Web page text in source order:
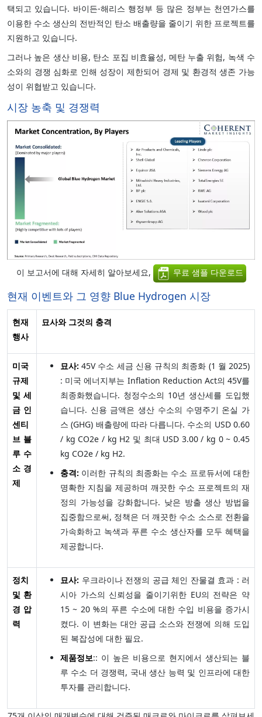
택되고 있습니다. 바이든-해리스 행정부 등 많은 정부는 천연가스를
이용한 수소 생산의 전반적인 탄소 배출량을 줄이기 위한 프로젝트를
지원하고 있습니다.
그러나 높은 생산 비용, 탄소 포집 비효율성, 메탄 누출 위험, 녹색 수
소와의 경쟁 심화로 인해 성장이 제한되어 경제 및 환경적 생존 가능
성이 위협받고 있습니다.
시장 농축 및 경쟁력
이 보고서에 대해 자세히 알아보세요, 무료 샘플 다운로드
현재 이벤트와 그 영향 Blue Hydrogen 시장
현재
행사
묘사와 그것의 충격
미국
규제
및 세
금 인
센티
브 블
루 수
소 경
제
묘사:45V 수소 세금 신용 규칙의 최종화 (1 월 2025)
: 미국 에너지부는 Inflation Reduction Act의 45V를
최종화했습니다. 청정수소의 10년 생산세를 도입했
습니다. 신용 금액은 생산 수소의 수명주기 온실 가
스 (GHG) 배출량에 따라 다릅니다. 수소의 USD 0.60
/ kg CO2e / kg H2 및 최대 USD 3.00 / kg 0 ~ 0.45
kg CO2e / kg H2.
충격: 이러한 규칙의 최종화는 수소 프로듀서에 대한
명확한 지침을 제공하며 깨끗한 수소 프로젝트의 재
정의 가능성을 강화합니다. 낮은 방출 생산 방법을
집중함으로써, 정책은 더 깨끗한 수소 소스로 전환을
가속화하고 녹색과 푸른 수소 생산자를 모두 혜택을
제공합니다.
정치
및 환
경 압
력
묘사: 우크라이나 전쟁의 공급 체인 잔물결 효과 : 러
시아 가스의 신뢰성을 줄이기위한 EU의 전략은 약
15 ~ 20 %의 푸른 수소에 대한 수입 비용을 증가시
켰다. 이 변화는 대안 공급 소스와 전쟁에 의해 도입
된 복잡성에 대한 필요.
제품정보:: 이 높은 비용으로 현지에서 생산되는 블
루 수소 더 경쟁력, 국내 생산 능력 및 인프라에 대한
투자를 관리합니다.